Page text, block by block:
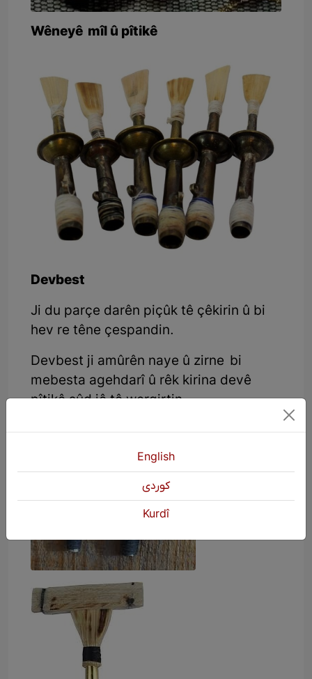
Wêneyê mîl û pîtikê
Devbest
Ji du parçe darên piçûk tê çêkirin û bi
hev re têne çespandin.
Devbest ji amûrên naye û zirne bi
mebesta agehdarî û rêk kirina devê
pîtikê sûd jê tê wergirtin.
English
كوردی
Kurdî